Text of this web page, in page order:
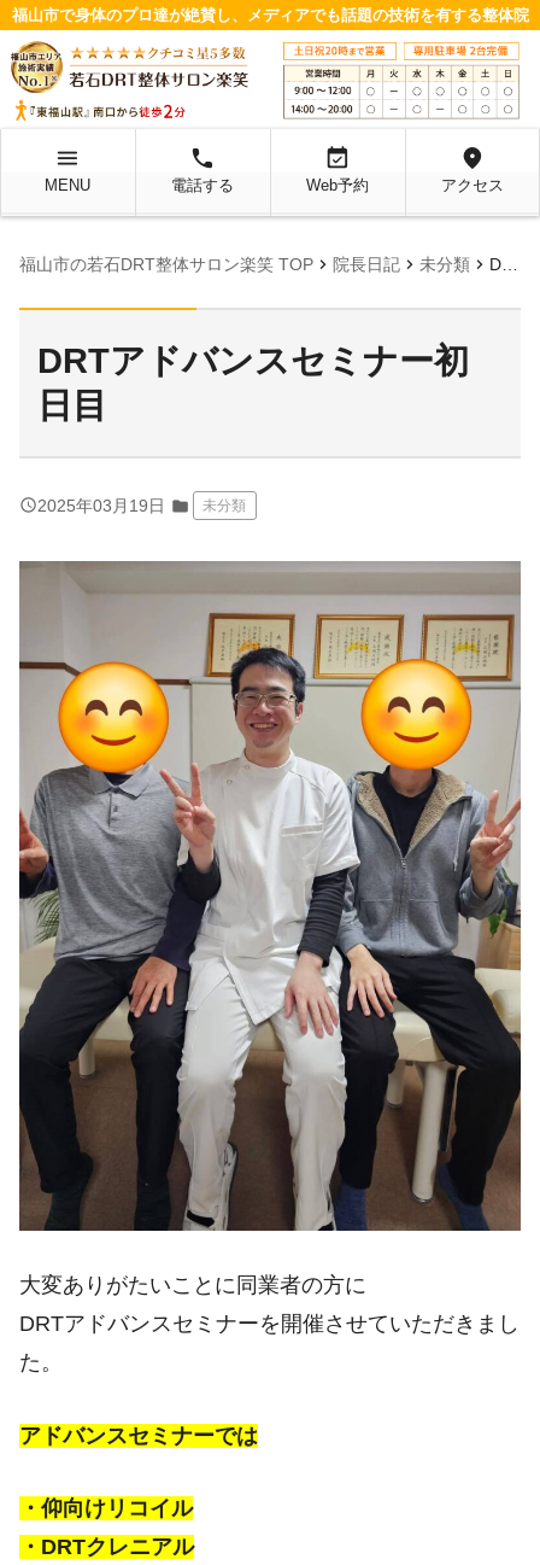
福山市で身体のプロ達が絶賛し、メディアでも話題の技術を有する整体院
menu
MENU
local_phone
電話する
event_available
Web予約
location_on
アクセス
福山市の若石DRT整体サロン楽笑 TOP chevron_right 院長日記 chevron_right 未分類 chevron_right DRTアドバンスセミナー初日目
DRTアドバンスセミナー初
日目
query_builder2025年03月19日 folder 未分類
大変ありがたいことに同業者の方に
DRTアドバンスセミナーを開催させていただきまし
た。
アドバンスセミナーでは
・仰向けリコイル
・DRTクレニアル